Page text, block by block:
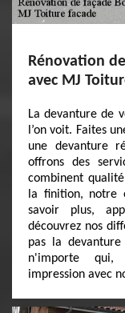
Rénovation
avec MJ
La devanture de
l’on voit. Faites
une devanture
offrons des
combinent
la finition, notre
savoir plus,
découvrez nos
pas la
n'importe qui,
impression avec